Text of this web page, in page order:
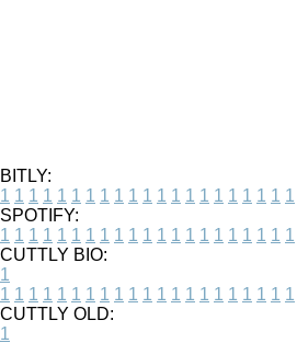
BITLY:
1 1 1 1 1 1 1 1 1 1 1 1 1 1 1 1 1 1 1 1 1
SPOTIFY:
1 1 1 1 1 1 1 1 1 1 1 1 1 1 1 1 1 1 1 1 1
CUTTLY BIO:
1
1 1 1 1 1 1 1 1 1 1 1 1 1 1 1 1 1 1 1 1 1
CUTTLY OLD:
1